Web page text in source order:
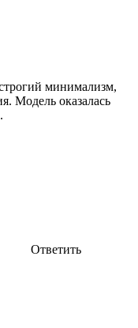
минимализм,
Модель оказалась
Ответить